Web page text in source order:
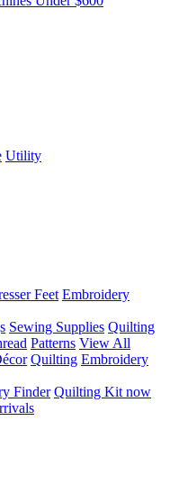
Utility
Feet Embroidery
Sewing Supplies Quilting
Patterns View All
Quilting Embroidery
Finder Quilting Kit now